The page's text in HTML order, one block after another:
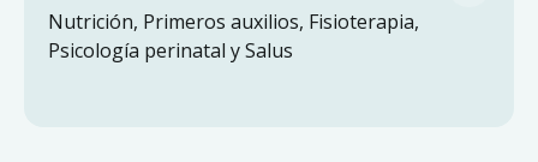
Nutrición, Primeros auxilios, Fisioterapia,
Psicología perinatal y Salus